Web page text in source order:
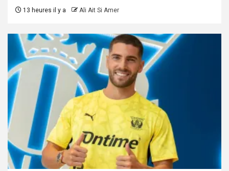
13 heures il y a Ali Ait Si Amer